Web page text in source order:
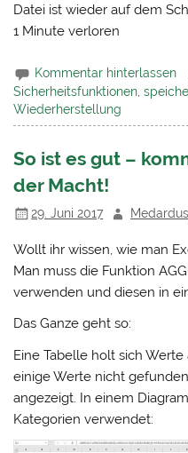
Datei ist wieder auf dem
1 Minute verloren
Kommentar hinterlassen
Sicherheitsfunktionen,
Wiederherstellung
So ist es gut –
der Macht!
29. Juni 2017 Medardus
Wollt ihr wissen, wie man
Man muss die Funktion
verwenden und diesen in
Das Ganze geht so:
Eine Tabelle holt sich
einige Werte nicht
angezeigt. In einem
Kategorien verwendet: